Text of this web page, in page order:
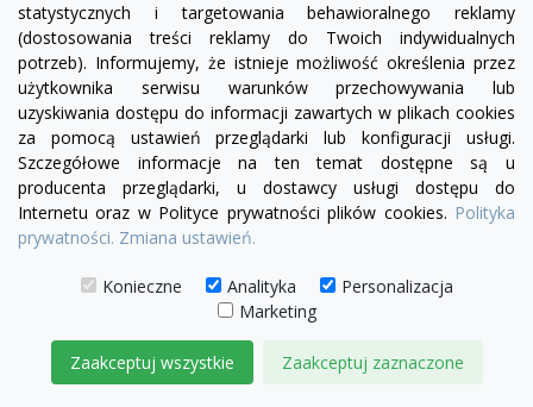
żółtyzielony
czerwony
turkusowy
granatowy
niebieski
różowy
+16
Szezlong Chesterfield Normal 4 os.
5 020,00 zł
DODAJ DO KOSZYKA
statystycznych i targetowania behawioralnego reklamy
(dostosowania treści reklamy do Twoich indywidualnych
potrzeb). Informujemy, że istnieje możliwość określenia przez
użytkownika serwisu warunków przechowywania lub
uzyskiwania dostępu do informacji zawartych w plikach cookies
za pomocą ustawień przeglądarki lub konfiguracji usługi.
Szczegółowe informacje na ten temat dostępne są u
producenta przeglądarki, u dostawcy usługi dostępu do
Internetu oraz w Polityce prywatności plików cookies. Polityka
prywatności. Zmiana ustawień.
Konieczne Analityka
Personalizacja
Marketing
Zaakceptuj wszystkie Zaakceptuj zaznaczone